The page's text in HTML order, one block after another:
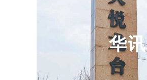
华